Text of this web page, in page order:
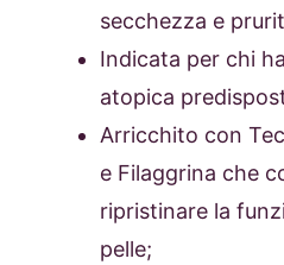
secchezza e
Indicata per chi
atopica
Arricchito con
e Filaggrina che
ripristinare la
pelle;